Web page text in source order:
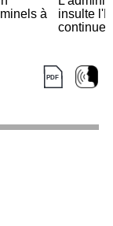
à
insulte